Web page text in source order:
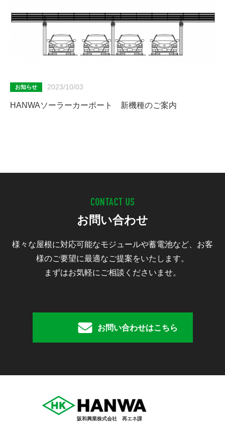
お知らせ 2023/10/03
HANWAソーラーカーポート 新機種のご案内
お問い合わせ
様々な屋根に対応可能なモジュールや蓄電池など、お客
様のご要望に最適なご提案をいたします。
まずはお気軽にご相談くださいませ。
お問い合わせはこちら
阪和興業株式会社 再エネ課